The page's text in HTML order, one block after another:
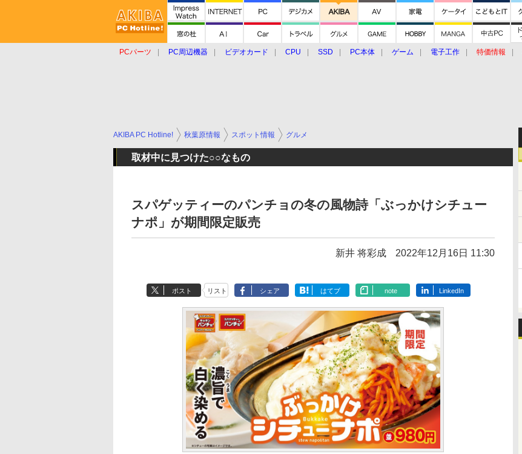
PCパーツ PC周辺機器 ビデオカード CPU SSD PC本体 ゲーム 電子工作 特価情報
AKIBA PC Hotline! 秋葉原情報 スポット情報 グルメ
取材中に見つけた○○なもの
スパゲッティーのパンチョの冬の風物詩「ぶっかけシチュー
ナポ」が期間限定販売
新井 将彩成 2022年12月16日 11:30
ポスト リスト シェア はてブ note LinkedIn